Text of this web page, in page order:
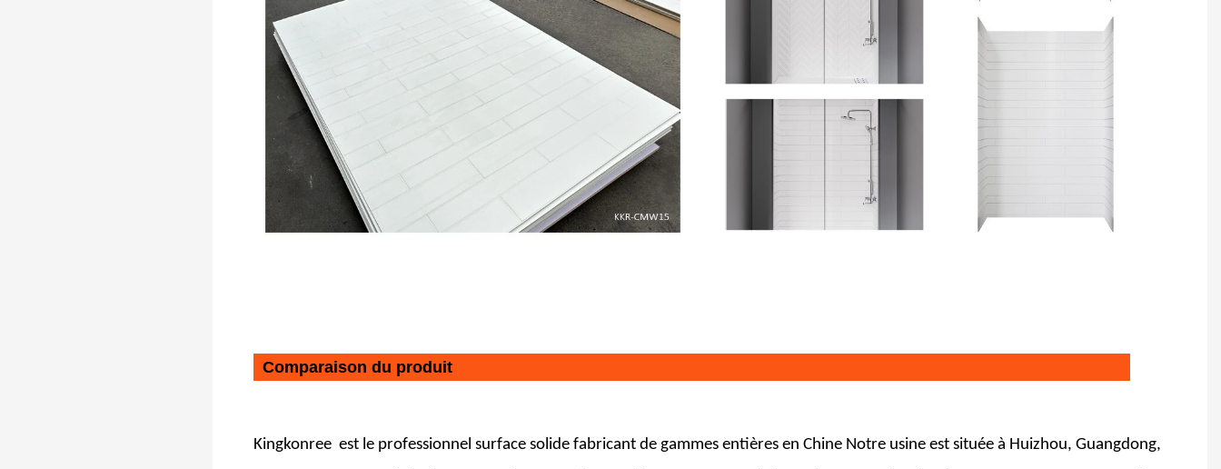
Comparaison du produit
Kingkonree est le professionnel surface solide fabricant de gammes entières en Chine Notre usine est située à Huizhou, Guangdong,